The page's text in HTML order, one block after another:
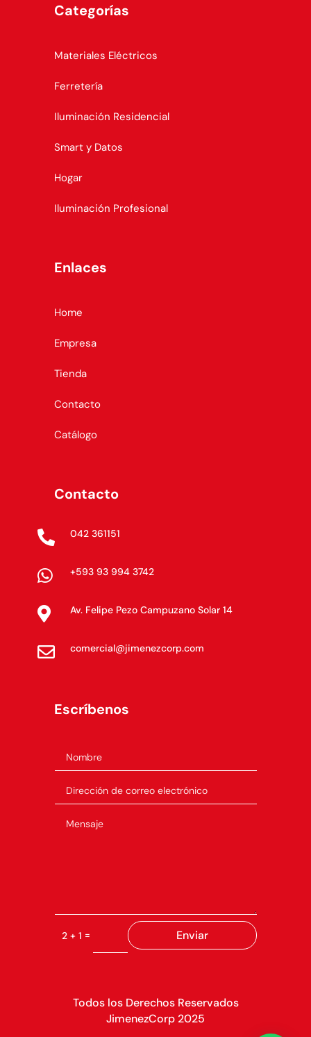
Categorías
Materiales Eléctricos
Ferretería
Iluminación Residencial
Smart y Datos
Hogar
Iluminación Profesional
Enlaces
Home
Empresa
Tienda
Contacto
Catálogo
Contacto
 042 361151
 +593 93 994 3742
 Av. Felipe Pezo Campuzano Solar 14
 comercial@jimenezcorp.com
Escríbenos
2 + 1 = Enviar
Todos los Derechos Reservados
JimenezCorp 2025